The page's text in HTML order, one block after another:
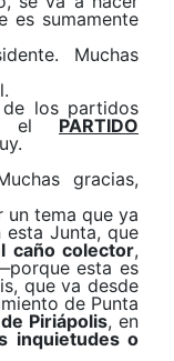
es sumamente
Muchas
los partidos
el PARTIDO
gracias,
un tema que ya
esta Junta, que
caño colector,
‒porque esta es
que va desde
de Punta
Piriápolis, en
inquietudes o